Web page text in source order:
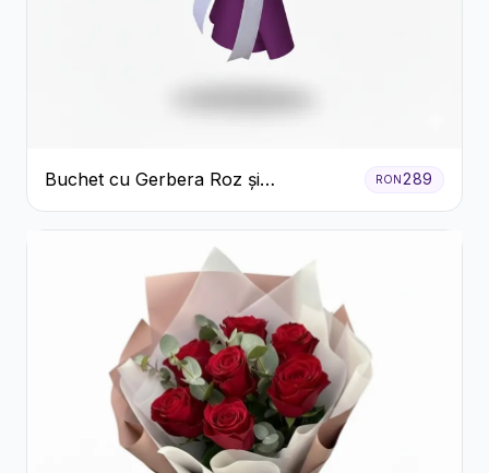
Buchet cu Gerbera Roz și
Crizanteme Verzi
RON289